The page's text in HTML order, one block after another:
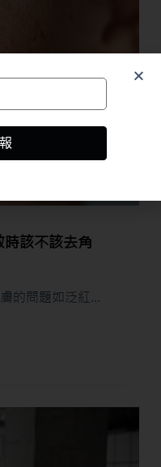
該不該去角
的問題如泛紅…